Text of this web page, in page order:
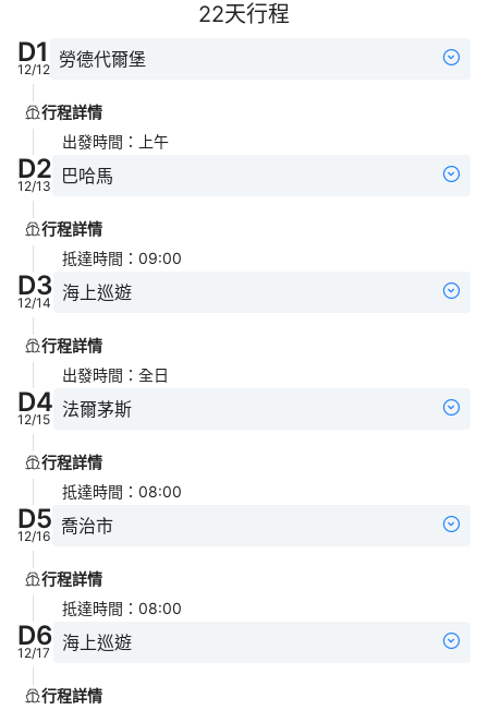
22天行程
D1
12/12 勞德代爾堡
行程詳情
出發時間 ： 上午
D2
12/13 巴哈馬
行程詳情
抵達時間 ： 09:00
D3
12/14 海上巡遊
行程詳情
出發時間 ： 全日
D4
12/15 法爾茅斯
行程詳情
抵達時間 ： 08:00
D5
12/16 喬治市
行程詳情
抵達時間 ： 08:00
D6
12/17 海上巡遊
行程詳情